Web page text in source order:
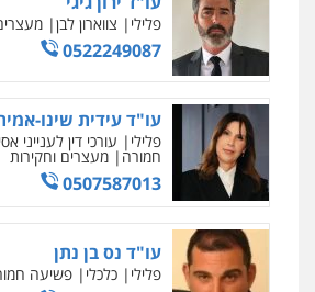
עו"ד שאדי כבהא
0525556970
עו"ד (רו"ח) יואב ציוני
0505430819